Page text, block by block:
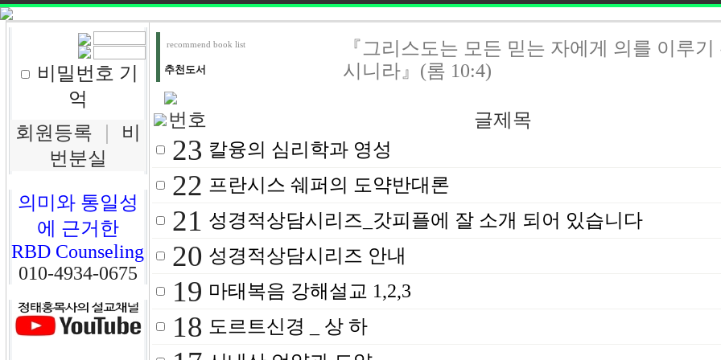
비밀번호 기
억
회원등록
비
번분실
의미와 통일성
에 근거한
RBD Counseling
010-4934-0675
recommend book list
추천도서
『그리스도는 모든 믿는 자에게 의를 이루
시니라』(롬 10:4)
번호 글제목
23 칼융의 심리학과 영성
22 프란시스 쉐퍼의 도약반대론
21 성경적상담시리즈_갓피플에 잘 소개 되어 있습니다
20 성경적상담시리즈 안내
19 마태복음 강해설교 1,2,3
18 도르트신경 _ 상 하